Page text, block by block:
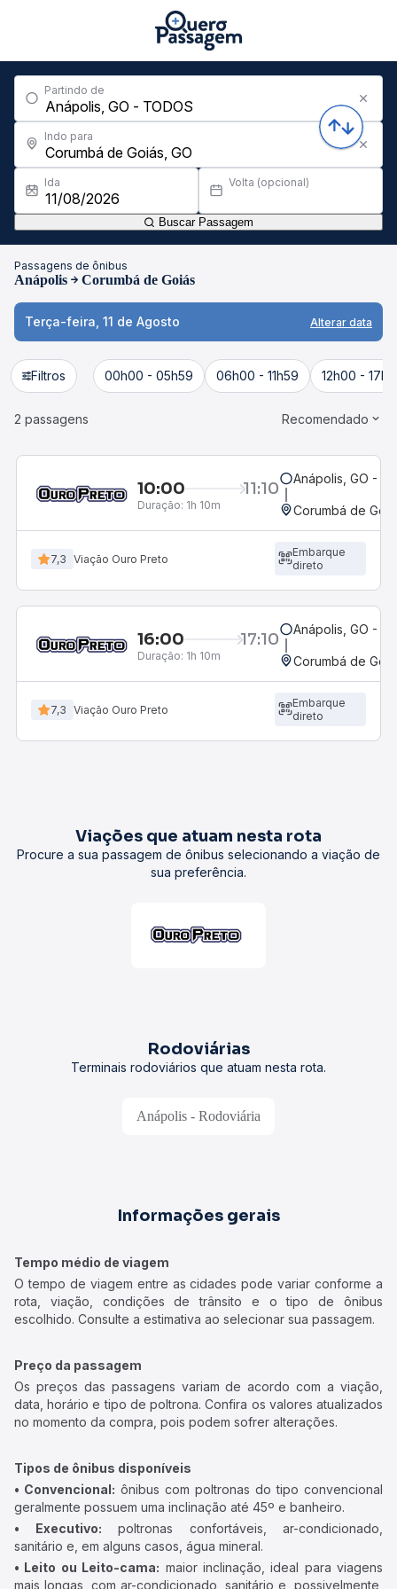
Partindo de
Indo para
Ida Volta (opcional)
Buscar Passagem
Passagens de ônibus
Anápolis Corumbá de Goiás
Terça-feira, 11 de Agosto Alterar data
Filtros 00h00 - 05h59 06h00 - 11h59 12h00 -
2 passagens Recomendado
10:00 11:10
Duração: 1h 10m
Anápolis, GO -
Corumbá de
7,3 Viação Ouro Preto
Embarque
direto
16:00 17:10
Duração: 1h 10m
Anápolis, GO -
Corumbá de
7,3 Viação Ouro Preto
Embarque
direto
Viações que atuam nesta rota
Procure a sua passagem de ônibus selecionando a viação de
sua preferência.
Rodoviárias
Terminais rodoviários que atuam nesta rota.
Anápolis - Rodoviária
Informações gerais
Tempo médio de viagem
O tempo de viagem entre as cidades pode variar conforme a
rota, viação, condições de trânsito e o tipo de ônibus
escolhido. Consulte a estimativa ao selecionar sua passagem.
Preço da passagem
Os preços das passagens variam de acordo com a viação,
data, horário e tipo de poltrona. Confira os valores atualizados
no momento da compra, pois podem sofrer alterações.
Tipos de ônibus disponíveis
• Convencional: ônibus com poltronas do tipo convencional
geralmente possuem uma inclinação até 45º e banheiro.
• Executivo: poltronas confortáveis, ar-condicionado,
sanitário e, em alguns casos, água mineral.
• Leito ou Leito-cama: maior inclinação, ideal para viagens
mais longas, com ar-condicionado, sanitário e, possivelmente,